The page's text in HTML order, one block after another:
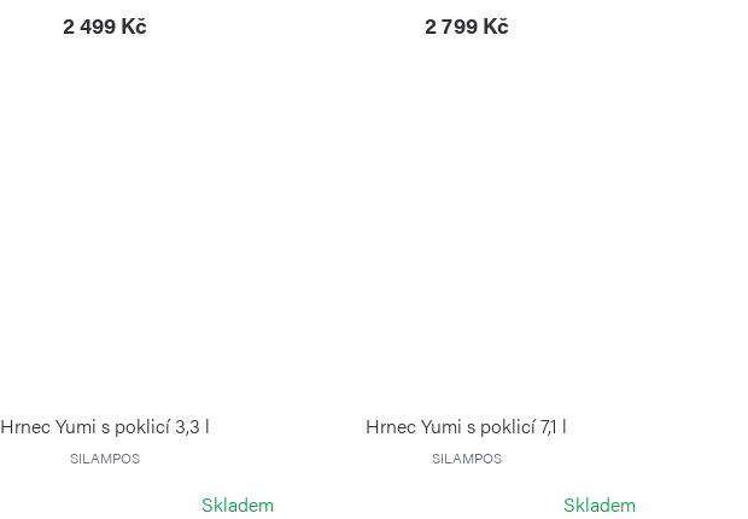
2 499 Kč 2 799 Kč
Hrnec Yumi s poklicí 3,3 l
SILAMPOS
Skladem
Hrnec Yumi s poklicí 7,1 l
SILAMPOS
Skladem